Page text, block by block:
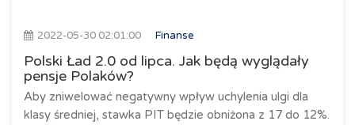
2022-05-30 02:01:00 Finanse
Polski Ład 2.0 od lipca. Jak będą wyglądały
pensje Polaków?
Aby zniwelować negatywny wpływ uchylenia ulgi dla
klasy średniej, stawka PIT będzie obniżona z 17 do 12%.